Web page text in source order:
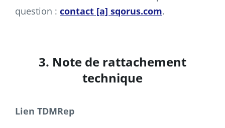
question : contact [a] sqorus.com.​
3. Note de rattachement
technique
Lien TDMRep